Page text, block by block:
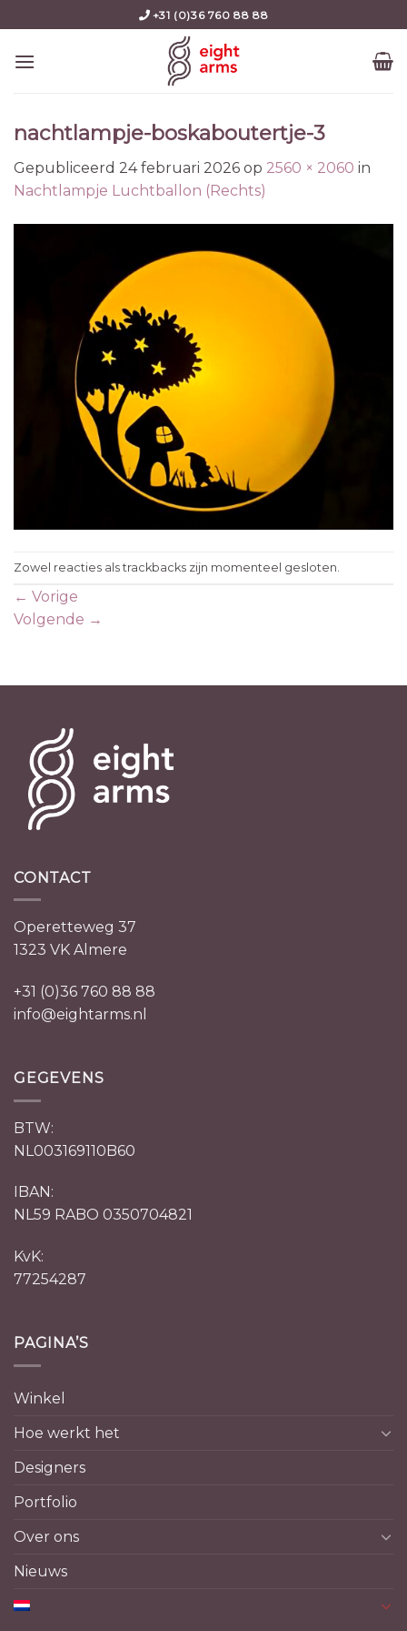
to
content
+31 (0)36 760 88 88
nachtlampje-boskaboutertje-3
Gepubliceerd 24 februari 2026 op 2560 × 2060 in
Nachtlampje Luchtballon (Rechts)
Zowel reacties als trackbacks zijn momenteel gesloten.
← Vorige
Volgende →
CONTACT
Operetteweg 37
1323 VK Almere
+31 (0)36 760 88 88
info@eightarms.nl
GEGEVENS
BTW:
NL003169110B60
IBAN:
NL59 RABO 0350704821
KvK:
77254287
PAGINA’S
Winkel
Hoe werkt het
Designers
Portfolio
Over ons
Nieuws